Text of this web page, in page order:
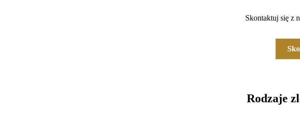
Skontaktuj się z
Rodzaje